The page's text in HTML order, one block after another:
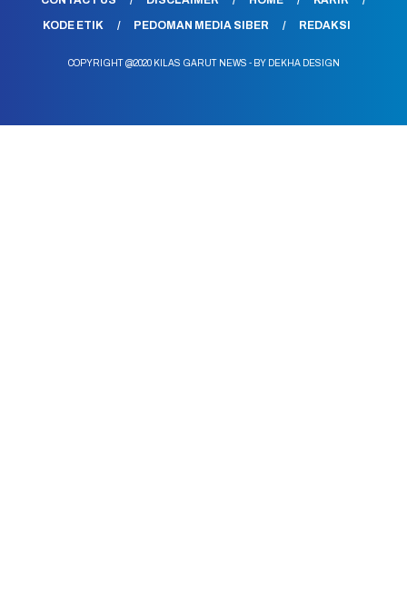
KODE ETIK
PEDOMAN MEDIA SIBER REDAKSI
COPYRIGHT @2020 KILAS GARUT NEWS - BY DEKHA DESIGN